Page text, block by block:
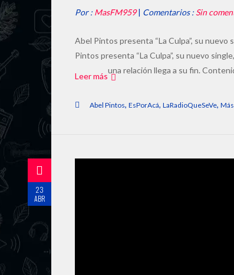
Por : MasFM959| Comentarios : Sin
Abel Pintos presenta “La Culpa”, su
Pintos presenta “La Culpa”, su nuevo
una relación llega a su fin.
Leer más
Abel Pintos, EsPorAcá, LaRadioQueSeVe,
23
ABR